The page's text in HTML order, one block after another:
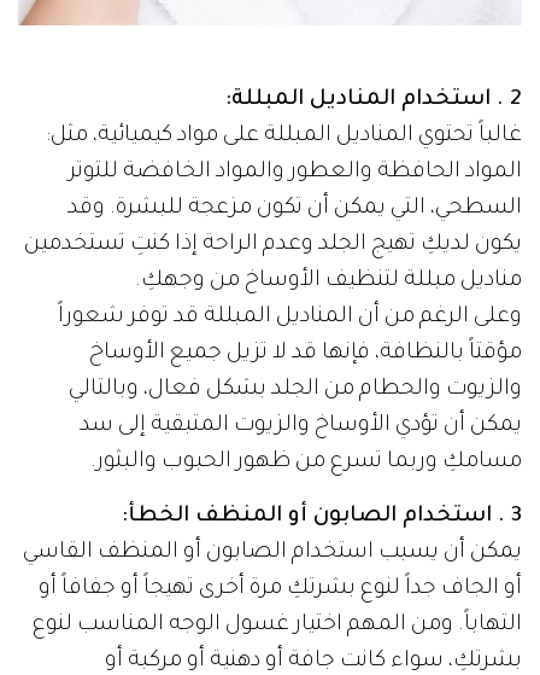
2 . استخدام المناديل المبللة:
غالباً تحتوي المناديل المبللة على مواد كيميائية، مثل:
المواد الحافظة والعطور والمواد الخافضة للتوتر
السطحي، التي يمكن أن تكون مزعجة للبشرة. وقد
يكون لديكِ تهيج الجلد وعدم الراحة إذا كنتِ تستخدمين
مناديل مبللة لتنظيف الأوساخ من وجهكِ.
وعلى الرغم من أن المناديل المبللة قد توفر شعوراً
مؤقتاً بالنظافة، فإنها قد لا تزيل جميع الأوساخ
والزيوت والحطام من الجلد بشكل فعال، وبالتالي
يمكن أن تؤدي الأوساخ والزيوت المتبقية إلى سد
مسامكِ وربما تسرع من ظهور الحبوب والبثور.
3 . استخدام الصابون أو المنظف الخطأ:
يمكن أن يسبب استخدام الصابون أو المنظف القاسي
أو الجاف جداً لنوع بشرتكِ مرة أخرى تهيجاً أو جفافاً أو
التهاباً. ومن المهم اختيار غسول الوجه المناسب لنوع
بشرتكِ، سواء كانت جافة أو دهنية أو مركبة أو